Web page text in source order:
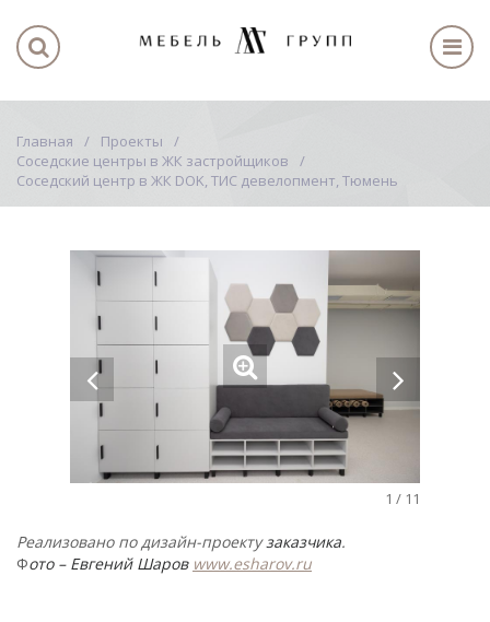
Главная
Проекты
Соседские центры в ЖК застройщиков
Соседский центр в ЖК DOK, ТИС девелопмент, Тюмень
1 / 11
Реализовано по дизайн-проекту заказчика.
Фото – Евгений Шаров www.esharov.ru